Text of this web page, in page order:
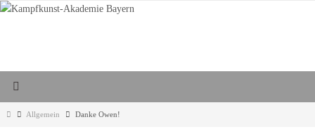
Zum
StartAllgemein Danke Owen!